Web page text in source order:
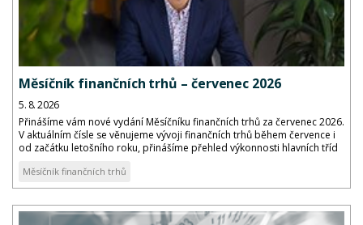
Měsíčník finančních trhů – červenec 2026
5. 8. 2026
Přinášíme vám nové vydání Měsíčníku finančních trhů za červenec 2026.
V aktuálním čísle se věnujeme vývoji finančních trhů během července i
od začátku letošního roku, přinášíme přehled výkonnosti hlavních tříd
Měsíčník finančních trhů